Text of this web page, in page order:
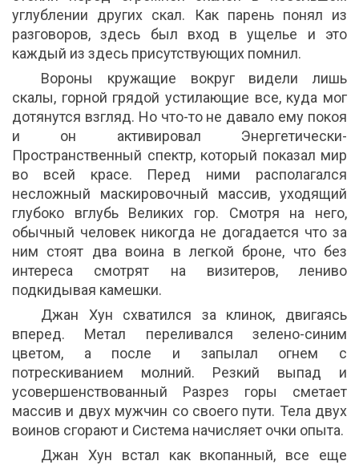
углублении других скал. Как парень понял из
разговоров, здесь был вход в ущелье и это
каждый из здесь присутствующих помнил.
Вороны кружащие вокруг видели лишь
скалы, горной грядой устилающие все, куда мог
дотянутся взгляд. Но что-то не давало ему покоя
и он активировал Энергетически-
Пространственный спектр, который показал мир
во всей красе. Перед ними располагался
несложный маскировочный массив, уходящий
глубоко вглубь Великих гор. Смотря на него,
обычный человек никогда не догадается что за
ним стоят два воина в легкой броне, что без
интереса смотрят на визитеров, лениво
подкидывая камешки.
Джан Хун схватился за клинок, двигаясь
вперед. Метал переливался зелено-синим
цветом, а после и запылал огнем с
потрескиванием молний. Резкий выпад и
усовершенствованный Разрез горы сметает
массив и двух мужчин со своего пути. Тела двух
воинов сгорают и Система начисляет очки опыта.
Джан Хун встал как вкопанный, все еще